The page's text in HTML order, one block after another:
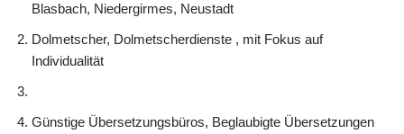
Blasbach, Niedergirmes, Neustadt
Dolmetscher, Dolmetscherdienste , mit Fokus auf
Individualität
Günstige Übersetzungsbüros, Beglaubigte Übersetzungen